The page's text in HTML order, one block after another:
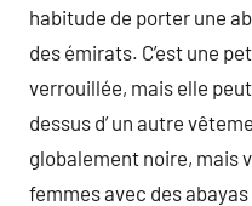
habitude de porter une
des émirats. C’est une
verrouillée, mais elle
dessus d’ un autre
globalement noire, mais
femmes avec des